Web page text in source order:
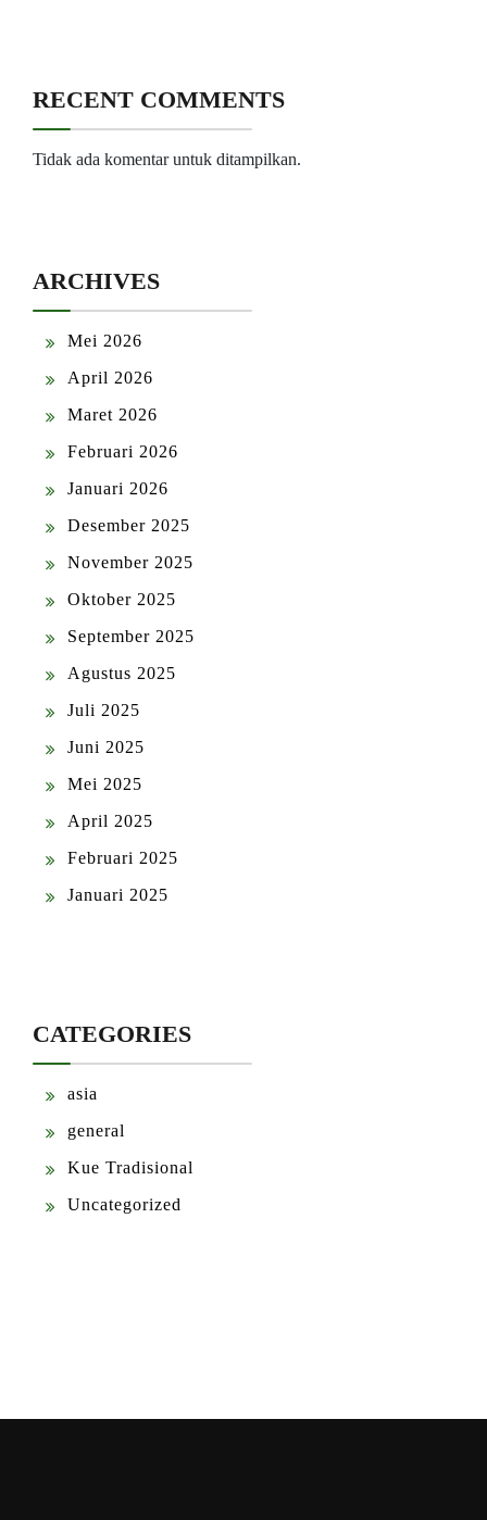
RECENT COMMENTS
Tidak ada komentar untuk ditampilkan.
ARCHIVES
Mei 2026
April 2026
Maret 2026
Februari 2026
Januari 2026
Desember 2025
November 2025
Oktober 2025
September 2025
Agustus 2025
Juli 2025
Juni 2025
Mei 2025
April 2025
Februari 2025
Januari 2025
CATEGORIES
asia
general
Kue Tradisional
Uncategorized